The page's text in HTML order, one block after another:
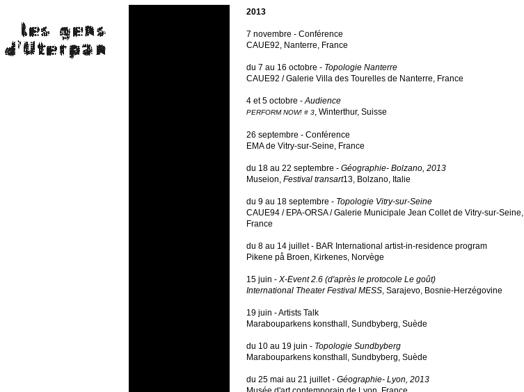
2013
7 novembre - Conférence
CAUE92, Nanterre, France
du 7 au 16 octobre - Topologie Nanterre
CAUE92 / Galerie Villa des Tourelles de Nanterre, France
4 et 5 octobre -Audience
PERFORM NOW! # 3, Winterthur, Suisse
26 septembre - Conférence
EMA de Vitry-sur-Seine, France
du 18 au 22 septembre - Géographie- Bolzano, 2013
Museion, Festival transart13, Bolzano, Italie
du 9 au 18 septembre - Topologie Vitry-sur-Seine
CAUE94 / EPA-ORSA / Galerie Municipale Jean Collet de Vitry-sur-Seine,
France
du 8 au 14 juillet - BAR International artist-in-residence program
Pikene på Broen, Kirkenes, Norvège
15 juin - X-Event 2.6 (d'après le protocole Le goût)
International Theater Festival MESS, Sarajevo, Bosnie-Herzégovine
19 juin - Artists Talk
Marabouparkens konsthall, Sundbyberg, Suède
du 10 au 19 juin - Topologie Sundbyberg
Marabouparkens konsthall, Sundbyberg, Suède
du 25 mai au 21 juillet - Géographie- Lyon, 2013